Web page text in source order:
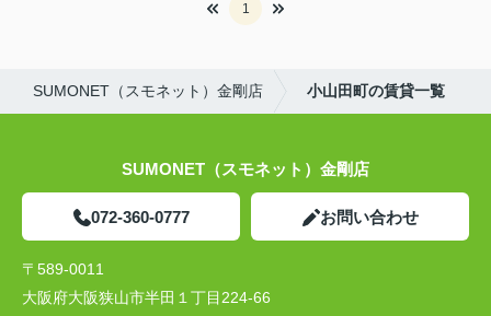
1
SUMONET（スモネット）金剛店 小山田町の賃貸一覧
SUMONET（スモネット）金剛店
072-360-0777 お問い合わせ
〒589-0011
大阪府大阪狭山市半田１丁目224-66